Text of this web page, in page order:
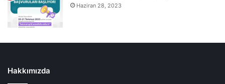
Haziran 28, 2023
Hakkımızda